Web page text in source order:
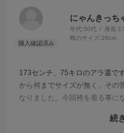
にゃんきっち
年代:50代 身長:
靴のサイズ:26cm
173センチ、75キロのアラ還で
から何までサイズが無く、その
なりました。今回袴を着る事に
良く、細かい所までよく考えて
続